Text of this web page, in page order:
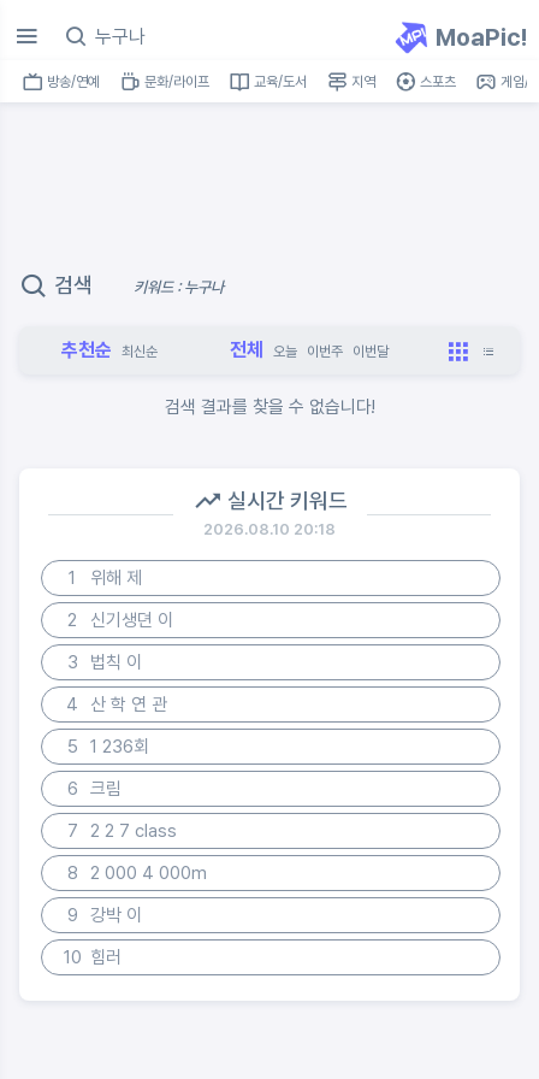
MoaPic!
방송/연예 문화/라이프 교육/도서 지역 스포츠 게임/
검색 키워드 : 누구나
추천순 최신순 전체 오늘 이번주 이번달
검색 결과를 찾을 수 없습니다!
실시간 키워드
2026.08.10 20:18
1
위해 제
2
신기생뎐 이
3
법칙 이
4
산 학 연 관
5
1 236회
6
크림
7
2 2 7 class
8
2 000 4 000m
9
강박 이
10 힘러